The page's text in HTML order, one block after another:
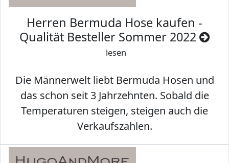
Herren Bermuda Hose kaufen -
Qualität Besteller Sommer 2022
lesen
Die Männerwelt liebt Bermuda Hosen und
das schon seit 3 Jahrzehnten. Sobald die
Temperaturen steigen, steigen auch die
Verkaufszahlen.